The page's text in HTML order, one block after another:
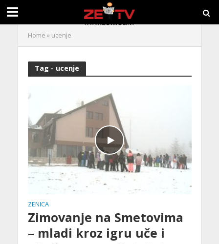
Home » ucenje
Tag - ucenje
ZENICA
Zimovanje na Smetovima
– mladi kroz igru uče i